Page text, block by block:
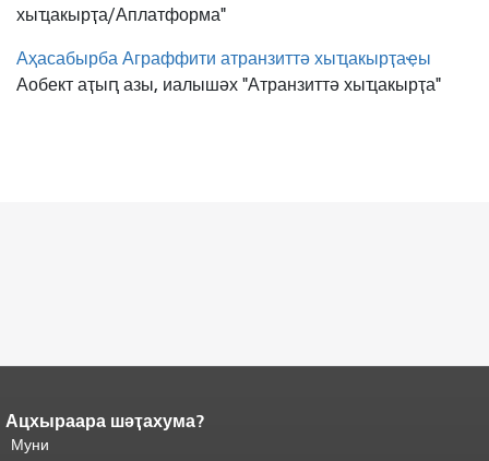
хыҵакырҭа/Аплатформа"
Аҳасабырба Аграффити атранзиттә хыҵакырҭаҿы
Аобект аҭыԥ азы, иалышәх "Атранзиттә хыҵакырҭа"
Ацхыраара шәҭахума?
Муни